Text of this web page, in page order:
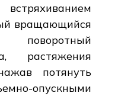
вращающийся
растяжения
потянуть
опускными